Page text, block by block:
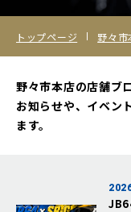
トップページ 野々市
野々市本店の店舗ブ
お知らせや、イベン
ます。